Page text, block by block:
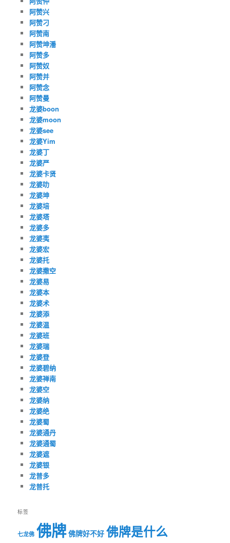
阿赞兴
阿赞刁
阿赞南
阿赞坤潘
阿赞多
阿赞奴
阿赞并
阿赞念
阿赞曼
龙婆boon
龙婆moon
龙婆see
龙婆Yim
龙婆丁
龙婆严
龙婆卡贤
龙婆叻
龙婆坤
龙婆培
龙婆塔
龙婆多
龙婆夷
龙婆宏
龙婆托
龙婆撒空
龙婆易
龙婆本
龙婆术
龙婆添
龙婆温
龙婆班
龙婆瑞
龙婆登
龙婆碧纳
龙婆禅南
龙婆空
龙婆纳
龙婆绝
龙婆蜀
龙婆通丹
龙婆通蜀
龙婆遮
龙婆银
龙普多
龙普托
标签
七龙佛 佛牌 佛牌好不好 佛牌是什么